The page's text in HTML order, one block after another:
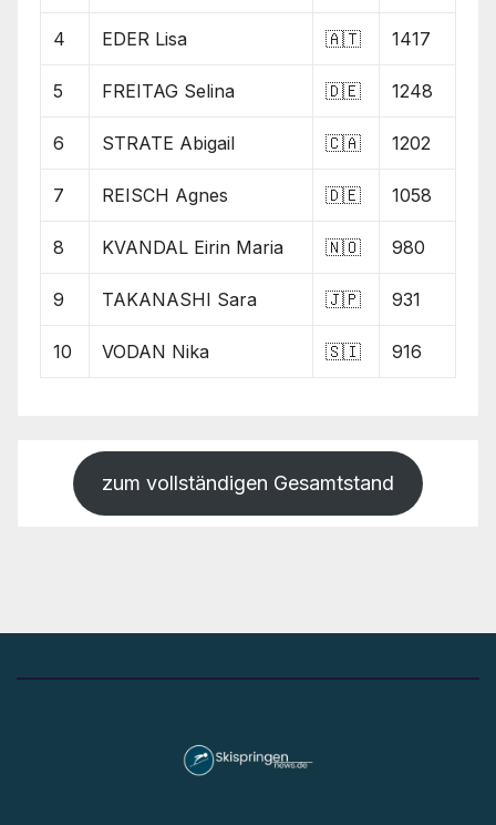
4 EDER Lisa 🇦🇹 1417
5 FREITAG Selina 🇩🇪 1248
6 STRATE Abigail 🇨🇦 1202
7 REISCH Agnes 🇩🇪 1058
8 KVANDAL Eirin Maria 🇳🇴 980
9 TAKANASHI Sara 🇯🇵 931
10 VODAN Nika 🇸🇮 916
zum vollständigen Gesamtstand